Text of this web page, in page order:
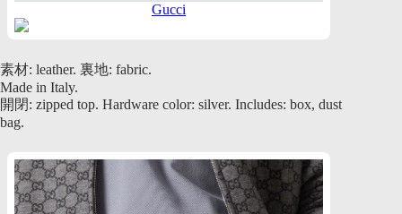
Gucci
素材: leather. 裏地: fabric.
Made in Italy.
開閉: zipped top. Hardware color: silver. Includes: box, dust
bag.